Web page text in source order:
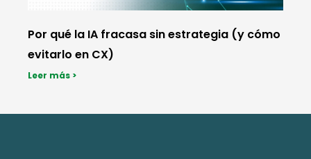
Por qué la IA fracasa sin estrategia (y cómo
evitarlo en CX)
Leer más >